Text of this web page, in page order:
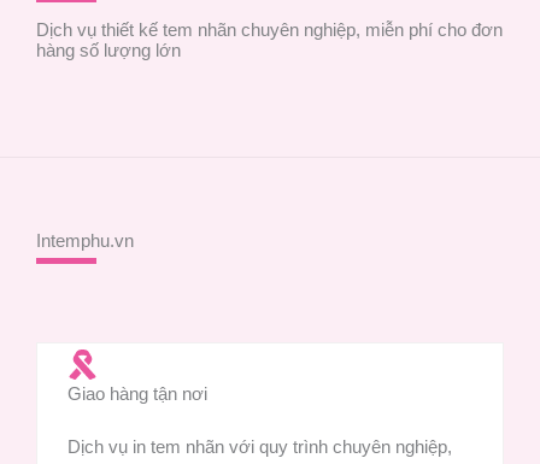
Dịch vụ thiết kế tem nhãn chuyên nghiệp, miễn phí cho đơn
hàng số lượng lớn
Intemphu.vn
Giao hàng tận nơi
Dịch vụ in tem nhãn với quy trình chuyên nghiệp,